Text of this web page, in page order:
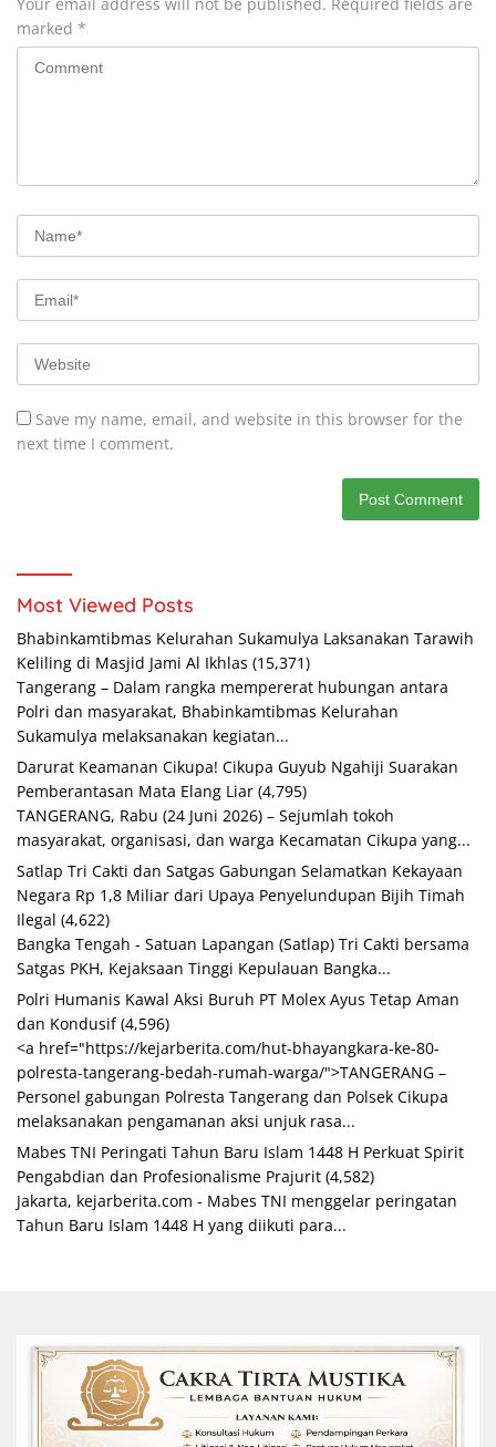
marked *
Save my name, email, and website in this browser for the
next time I comment.
Most Viewed Posts
Bhabinkamtibmas Kelurahan Sukamulya Laksanakan Tarawih
Keliling di Masjid Jami Al Ikhlas (15,371)
Tangerang – Dalam rangka mempererat hubungan antara
Polri dan masyarakat, Bhabinkamtibmas Kelurahan
Sukamulya melaksanakan kegiatan...
Darurat Keamanan Cikupa! Cikupa Guyub Ngahiji Suarakan
Pemberantasan Mata Elang Liar (4,795)
TANGERANG, Rabu (24 Juni 2026) – Sejumlah tokoh
masyarakat, organisasi, dan warga Kecamatan Cikupa yang...
Satlap Tri Cakti dan Satgas Gabungan Selamatkan Kekayaan
Negara Rp 1,8 Miliar dari Upaya Penyelundupan Bijih Timah
Ilegal (4,622)
Bangka Tengah - Satuan Lapangan (Satlap) Tri Cakti bersama
Satgas PKH, Kejaksaan Tinggi Kepulauan Bangka...
Polri Humanis Kawal Aksi Buruh PT Molex Ayus Tetap Aman
dan Kondusif (4,596)
<a href="https://kejarberita.com/hut-bhayangkara-ke-80-
polresta-tangerang-bedah-rumah-warga/">TANGERANG –
Personel gabungan Polresta Tangerang dan Polsek Cikupa
melaksanakan pengamanan aksi unjuk rasa...
Mabes TNI Peringati Tahun Baru Islam 1448 H Perkuat Spirit
Pengabdian dan Profesionalisme Prajurit (4,582)
Jakarta, kejarberita.com - Mabes TNI menggelar peringatan
Tahun Baru Islam 1448 H yang diikuti para...